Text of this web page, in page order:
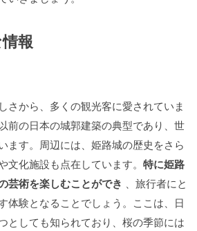
報
さから、多くの観光客に愛されていま
前の日本の城郭建築の典型であり、世
ます。周辺には、姫路城の歴史をさら
文化施設も点在しています。 特に姫路
芸術を楽しむことができ
、旅行者にと
体験となることでしょう。ここは、日
としても知られており、桜の季節には